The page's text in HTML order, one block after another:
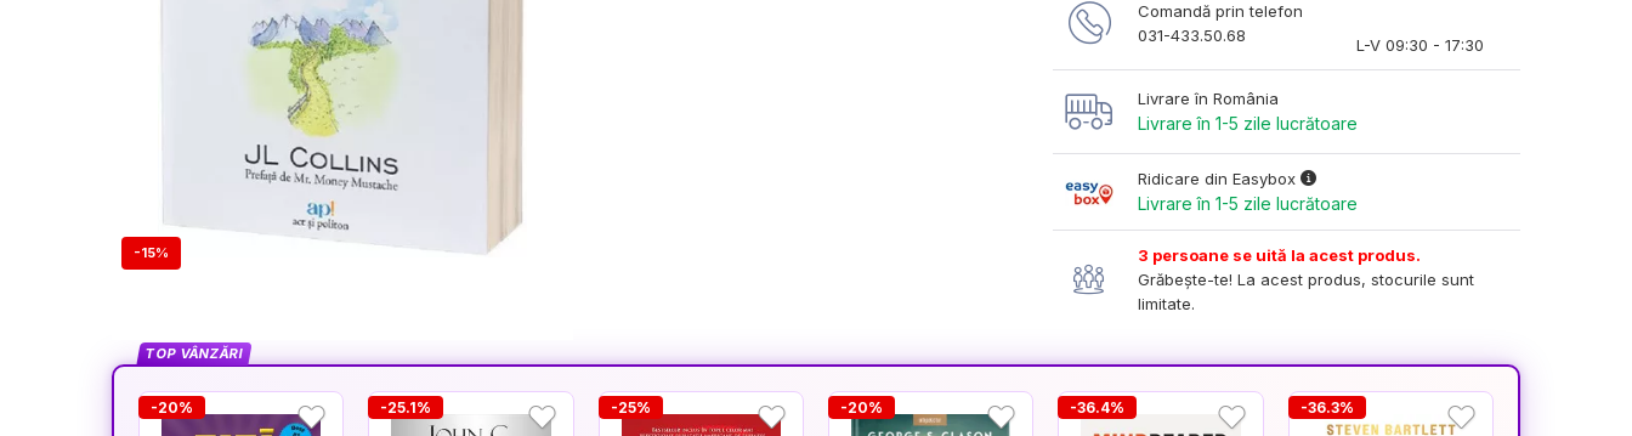
-15%
Comandă prin telefon
031-433.50.68
L-V 09:30 - 17:30
Livrare în România
Livrare în 1-5 zile lucrătoare
Ridicare din Easybox
Livrare în 1-5 zile lucrătoare
3 persoane se uită la acest produs.
Grăbește-te! La acest produs, stocurile sunt
limitate.
TOP VÂNZĂRI
-20% -25.1% -25% -20% -36.4% -36.3%